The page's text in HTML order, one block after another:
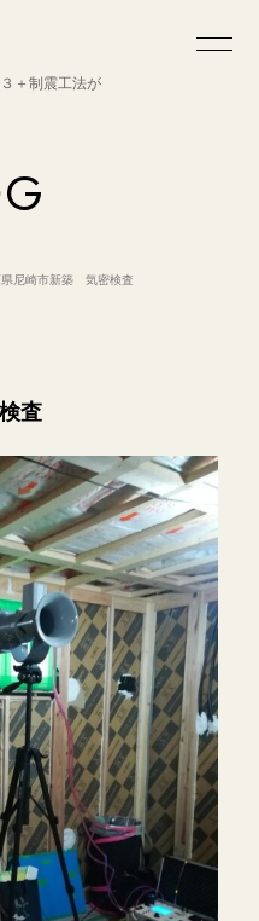
＋制震工法が
県尼崎市新築 気密検査
査